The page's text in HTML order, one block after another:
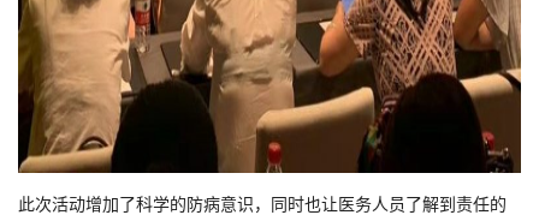
此次活动增加了科学的防病意识，同时也让医务人员了解到责任的